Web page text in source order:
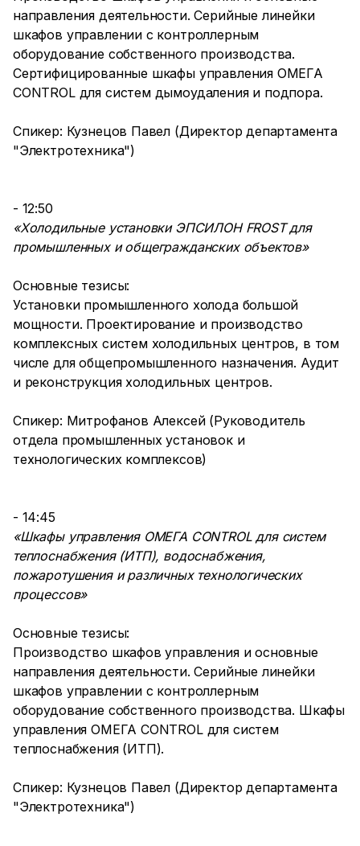
направления деятельности. Серийные линейки
шкафов управлении с контроллерным
оборудование собственного производства.
Сертифицированные шкафы управления ОМЕГА
CONTROL для систем дымоудаления и подпора.
Спикер: Кузнецов Павел (Директор департамента
"Электротехника")
- 12:50
«Холодильные установки ЭПСИЛОН FROST для
промышленных и общегражданских объектов»
Основные тезисы:
Установки промышленного холода большой
мощности. Проектирование и производство
комплексных систем холодильных центров, в том
числе для общепромышленного назначения. Аудит
и реконструкция холодильных центров.
Спикер: Митрофанов Алексей (Руководитель
отдела промышленных установок и
технологических комплексов)
- 14:45
«Шкафы управления ОМЕГА CONTROL для систем
теплоснабжения (ИТП), водоснабжения,
пожаротушения и различных технологических
процессов»
Основные тезисы:
Производство шкафов управления и основные
направления деятельности. Серийные линейки
шкафов управлении с контроллерным
оборудование собственного производства. Шкафы
управления ОМЕГА CONTROL для систем
теплоснабжения (ИТП).
Спикер: Кузнецов Павел (Директор департамента
"Электротехника")